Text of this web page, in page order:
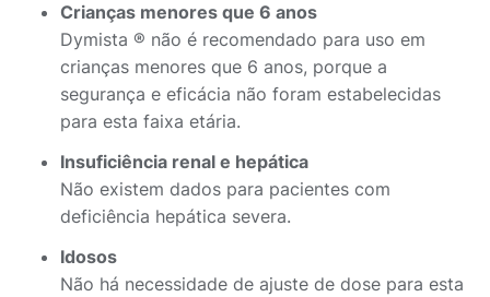
Crianças menores que 6 anos
Dymista ® não é recomendado para uso em
crianças menores que 6 anos, porque a
segurança e eficácia não foram estabelecidas
para esta faixa etária.
Insuficiência renal e hepática
Não existem dados para pacientes com
deficiência hepática severa.
Idosos
Não há necessidade de ajuste de dose para esta